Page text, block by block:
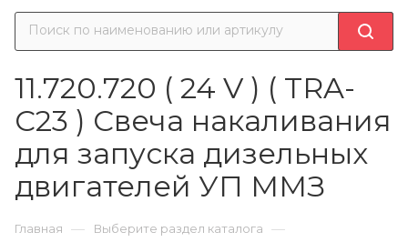
11.720.720 ( 24 V ) ( TRA-
C23 ) Свеча накаливания
для запуска дизельных
двигателей УП ММЗ
Главная — Выберите раздел каталога —